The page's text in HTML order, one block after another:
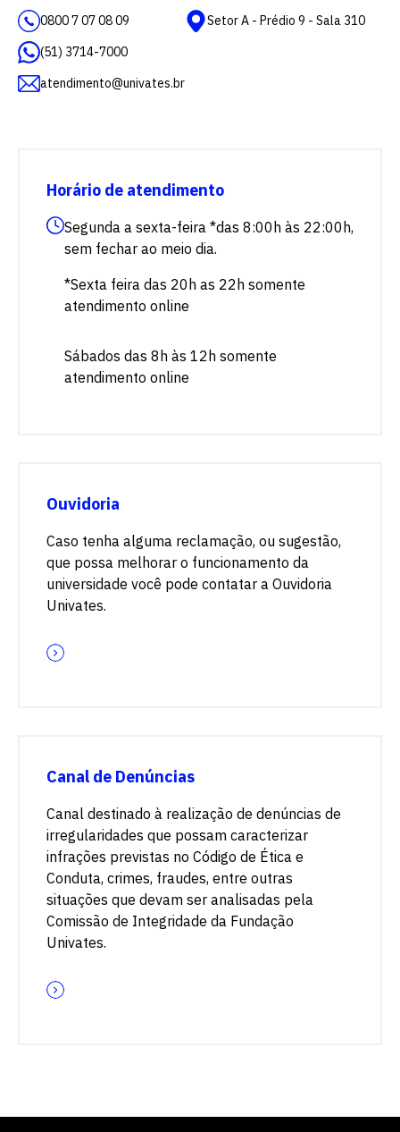
0800 7 07 08 09
(51) 3714-7000
atendimento@univates.br
Setor A - Prédio 9 - Sala 310
Horário de atendimento
Segunda a sexta-feira *das 8:00h às 22:00h,
sem fechar ao meio dia.
*Sexta feira das 20h as 22h somente
atendimento online
Sábados das 8h às 12h somente
atendimento online
Ouvidoria
Caso tenha alguma reclamação, ou sugestão,
que possa melhorar o funcionamento da
universidade você pode contatar a Ouvidoria
Univates.
Canal de Denúncias
Canal destinado à realização de denúncias de
irregularidades que possam caracterizar
infrações previstas no Código de Ética e
Conduta, crimes, fraudes, entre outras
situações que devam ser analisadas pela
Comissão de Integridade da Fundação
Univates.
Escolha a vaga que você
quer concorrer:
vagas para início de curso
vagas a partir do 2º ano de curso